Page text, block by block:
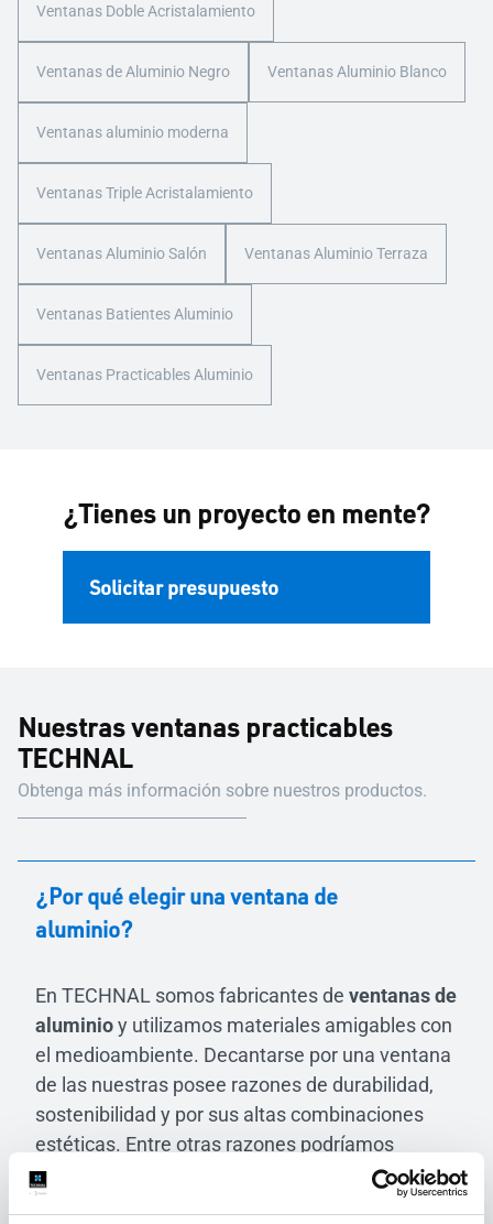
Ventanas Doble Acristalamiento
Ventanas de Aluminio Negro Ventanas Aluminio Blanco
Ventanas aluminio moderna
Ventanas Triple Acristalamiento
Ventanas Aluminio Salón Ventanas Aluminio Terraza
Ventanas Batientes Aluminio
Ventanas Practicables Aluminio
¿Tienes un proyecto en mente?
Solicitar presupuesto
Nuestras ventanas practicables
TECHNAL
Obtenga más información sobre nuestros productos.
¿Por qué elegir una ventana de
aluminio?
En TECHNAL somos fabricantes de ventanas de
aluminioy utilizamos materiales amigables con
el medioambiente. Decantarse por una ventana
de las nuestras posee razones de durabilidad,
sostenibilidad y por sus altas combinaciones
estéticas. Entre otras razones podríamos
señalar: